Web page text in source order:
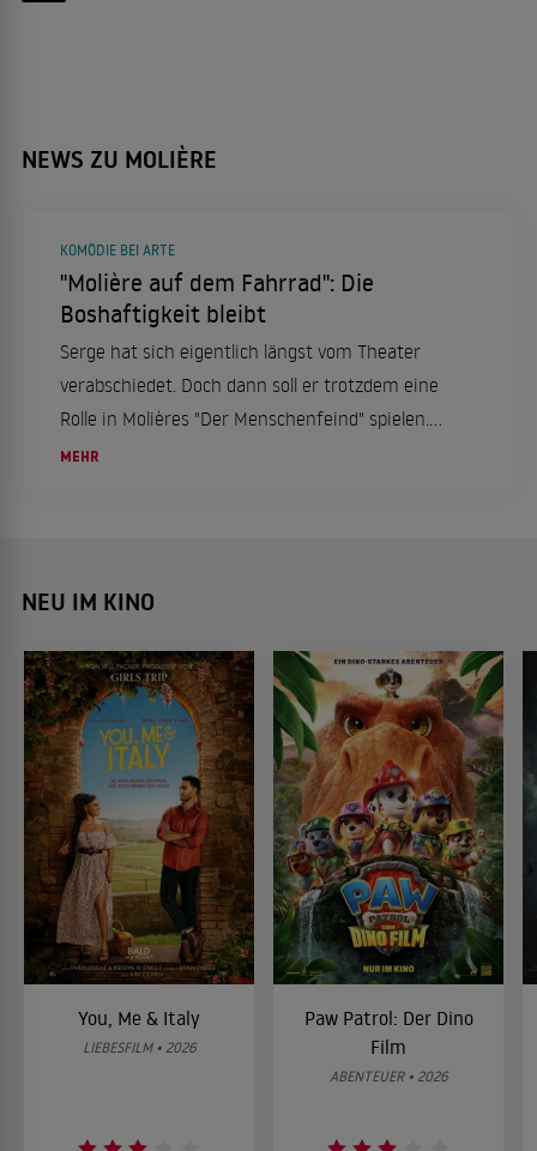
NEWS ZU MOLIÈRE
KOMÖDIE BEI ARTE
"Molière auf dem Fahrrad": Die
Boshaftigkeit bleibt
Serge hat sich eigentlich längst vom Theater
verabschiedet. Doch dann soll er trotzdem eine
Rolle in Molières "Der Menschenfeind" spielen.
Die Proben offenbaren die mühsam
MEHR
NEU IM KINO
You, Me & Italy
LIEBESFILM • 2026
Paw Patrol: Der Dino
Film
ABENTEUER • 2026